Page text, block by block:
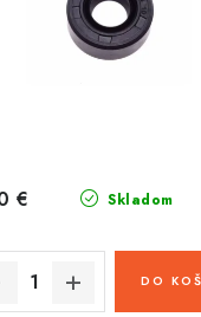
Skladom
€
DO